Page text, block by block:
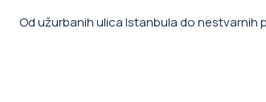
Od užurbanih ulica Istanbula do